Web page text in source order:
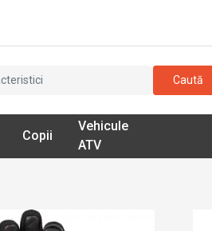
Caută
Copii
Vehicule
ATV